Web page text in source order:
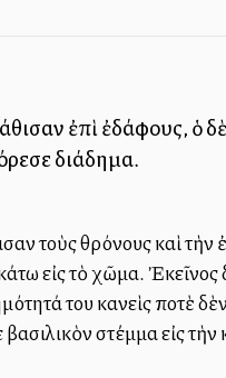
ἐπὶ ἐδάφους, ὁ δὲ
διάδημα.
τοὺς θρόνους καὶ τὴν
εἰς τὸ χῶμα. Ἐκεῖνος
του κανεὶς ποτὲ δὲν
στέμμα εἰς